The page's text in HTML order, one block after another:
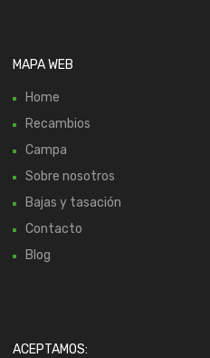
MAPA WEB
Home
Recambios
Campa
Sobre nosotros
Bajas y tasación
Contacto
Blog
ACEPTAMOS: